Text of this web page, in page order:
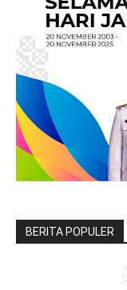
BERITA POPULER